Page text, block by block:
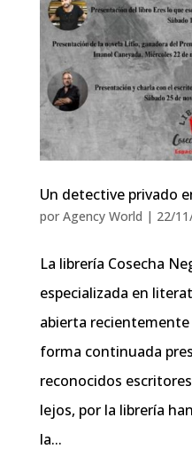
Un detective privado
por Agency World | 22/
La librería Cosecha
especializada en
abierta
forma continuada
reconocidos
lejos, por la librería
la...